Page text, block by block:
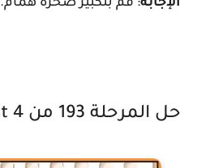
الإجابة: قم بتكبير صخرة همام.
حل المرحلة 193 من Brain Test 4